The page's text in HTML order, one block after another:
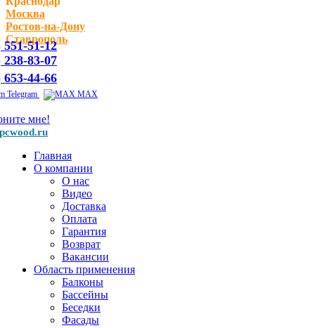
Москва
Ростов-на-Дону
Ставрополь
551-51-12
238-83-07
653-44-66
Telegram MAX
мне!
Главная
О компании
О нас
Видео
Доставка
Оплата
Гарантия
Возврат
Вакансии
Область применения
Балконы
Бассейны
Беседки
Фасады